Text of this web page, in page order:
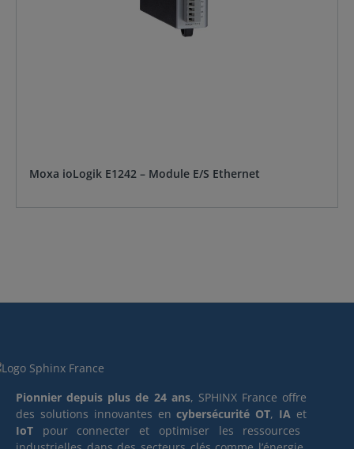
Moxa ioLogik E1242 – Module E/S Ethernet
Pionnier depuis plus de 24 ans, SPHINX France offre
des solutions innovantes encybersécurité OT, IA et
IoT pour connecter et optimiser les ressources